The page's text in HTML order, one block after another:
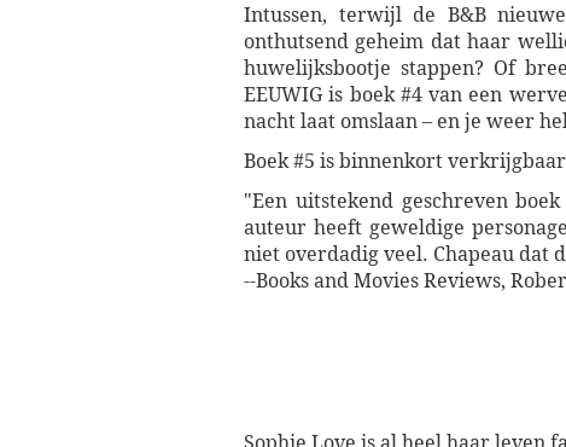
Intussen, terwijl de B&B
onthutsend geheim dat haar
huwelijksbootje stappen? Of
EEUWIG is boek #4 van een
nacht laat omslaan – en je weer
Boek #5 is binnenkort
"Een uitstekend geschreven
auteur heeft geweldige
niet overdadig veel. Chapeau dat
--Books and Movies Reviews,